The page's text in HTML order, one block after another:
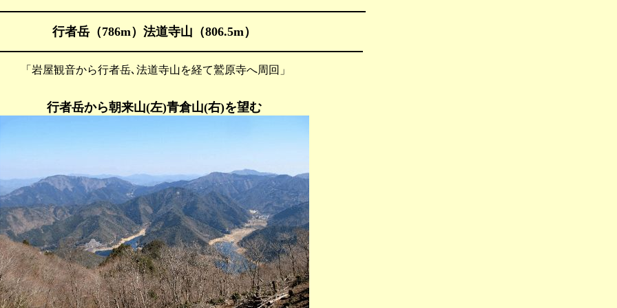
行者岳（786m）法道寺山（806.5m）
屋観音から行者岳､法道寺山を経て鷲原寺へ周回」
行者岳から朝来山(左)青倉山(右)を望む